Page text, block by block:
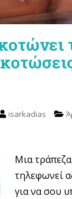
isarkadias
Μια
τηλεφωνεί
για να σου